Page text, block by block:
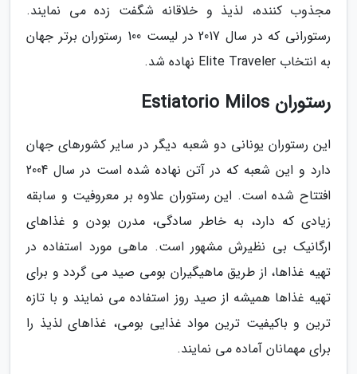
مجذوب کننده، لذیذ و خلاقانه شگفت زده می نمایند.
رستورانی که در سال 2017 در لیست 100 رستوران برتر جهان
به انتخاب Elite Traveler نهاده شد.
رستوران Estiatorio Milos
این رستوران یونانی دو شعبه دیگر در سایر کشورهای جهان
دارد و این شعبه که در آتن نهاده شده است در سال 2004
افتتاح شده است. این رستوران علاوه بر معروفیت و سابقه
زیادی که دارد، به خاطر سادگی، مدرن بودن و غذاهای
ارگانیک بی نظیرش مشهور است. ماهی مورد استفاده در
تهیه غذاها، از طریق ماهیگیران بومی صید می گردد و برای
تهیه غذاها همیشه از صید روز استفاده می نمایند و با تازه
ترین و باکیفیت ترین مواد غذایی بومی، غذاهای لذیذ را
برای مهمانان آماده می نمایند.